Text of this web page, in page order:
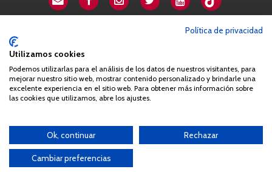
+34 663 812 863
sin el consentimiento por escrito de la Asociación España
Síndrome 22q11 (AES22q)
Política de privacidad
Utilizamos cookies
Podemos utilizarlas para el análisis de los datos de nuestros visitantes, para
mejorar nuestro sitio web, mostrar contenido personalizado y brindarle una
excelente experiencia en el sitio web. Para obtener más información sobre
las cookies que utilizamos, abre los ajustes.
Ok, continuar Rechazar
Cambiar preferencias